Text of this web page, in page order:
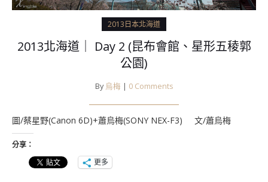
2013日本北海道
2013北海道｜ Day 2 (昆布會館、星形五稜郭
公園)
By 烏梅 | 0 Comments
圖/蔡星野(Canon 6D)+蕭烏梅(SONY NEX-F3) 文/蕭烏梅
分享：
更多